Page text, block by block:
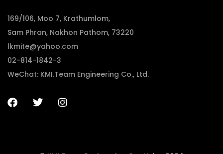
169/106, Moo 7, Krathumlom,
Sam Phran, Nakhon Pathom, 73220
lkmite@yahoo.com
02-814-1842-3
WeChat: KMI.Team Engineering Co., Ltd.